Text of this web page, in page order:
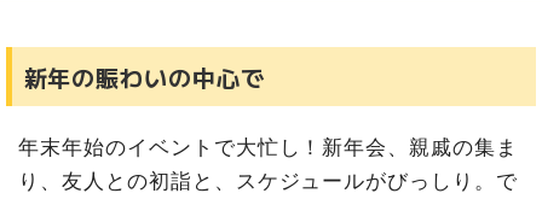
新年の賑わいの中心で
年末年始のイベントで大忙し！新年会、親戚の集ま
り、友人との初詣と、スケジュールがびっしり。で